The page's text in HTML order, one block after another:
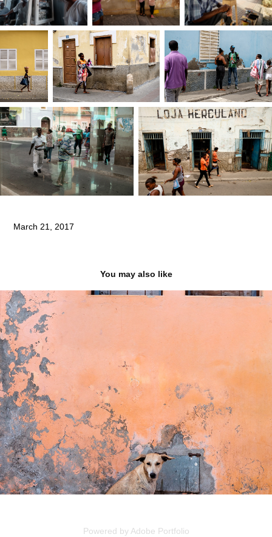
March 21, 2017
You may also like
Pelo mercado de Sucupira
January, 2017
Powered byAdobe Portfolio